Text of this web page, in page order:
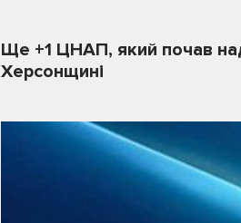
Ще +1 ЦНАП, який почав
Херсонщині